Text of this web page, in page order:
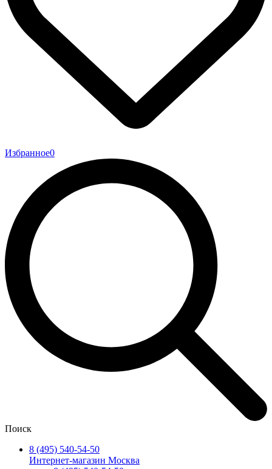
Избранное0
Поиск
8 (495) 540-54-50
Интернет-магазин Москва